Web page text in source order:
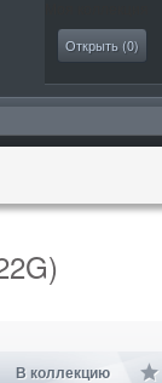
Открыть (0)
В коллекцию